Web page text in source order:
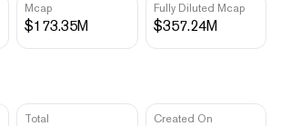
Mcap
$173.35M
Fully Diluted Mcap
$357.24M
Total Created On